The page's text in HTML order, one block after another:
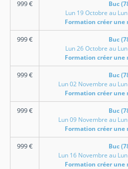
999€
Buc
Lun 19 Octobre au
Formation créer
999€
Buc
Lun 26 Octobre au
Formation créer
999€
Buc
Lun 02 Novembre au
Formation créer
999€
Buc
Lun 09 Novembre au
Formation créer
999€
Buc
Lun 16 Novembre au
Formation créer